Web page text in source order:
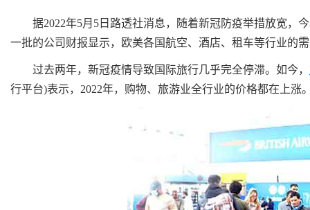
据2022年5月5日路透社消息，随着新冠防疫举措放宽，
一批的公司财报显示，欧美各国航空、酒店、租车等行业的
过去两年，新冠疫情导致国际旅行几乎完全停滞。如今，
行平台)表示，2022年，购物、旅游业全行业的价格都在上涨